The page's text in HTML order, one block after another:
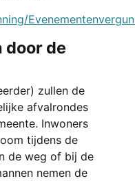
door de
zullen de
afvalrondes
Inwoners
tijdens de
de weg of bij de
nemen de